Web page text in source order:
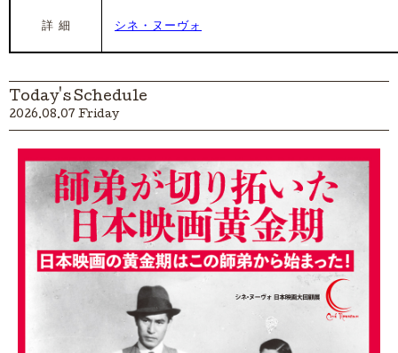
詳 細 シネ・ヌーヴォ
Today's Schedule
2026.08.07 Friday